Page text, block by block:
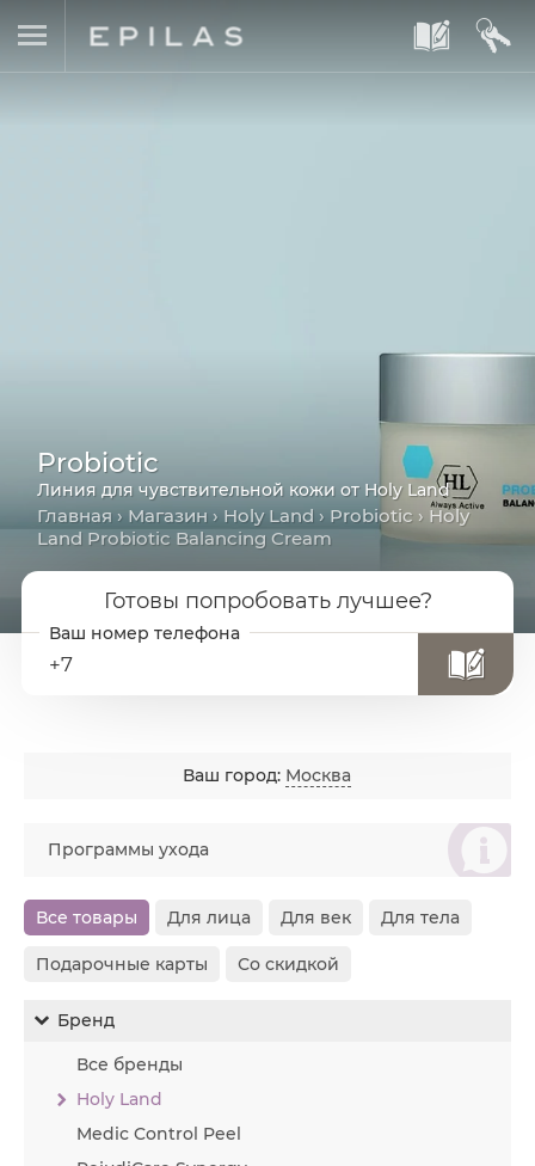
A B
Probiotic
Линия для чувствительной кожи от Holy Land
Главная › Магазин › Holy Land › Probiotic › Holy
Land Probiotic Balancing Cream
Готовы попробовать лучшее?
+7
Ваш город: Москва
စ
Программы ухода
Все товары Для лица Для век Для тела
Подарочные карты Со скидкой
Бренд
Все бренды
Holy Land
Medic Control Peel